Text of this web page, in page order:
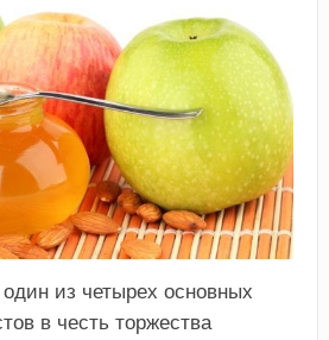
из четырех основных
в честь торжества